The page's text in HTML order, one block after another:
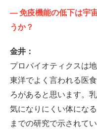
—免疫機能の低下は宇
うか？
金井：
プロバイオティクスは
東洋でよく言われる医
ろがあると思います。
気になりにくい体にな
までの研究で示されて